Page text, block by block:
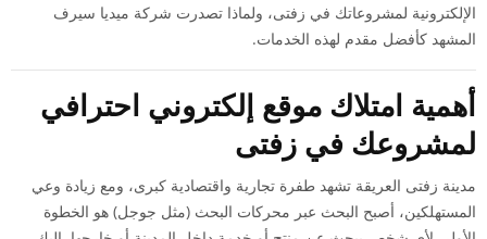
الإلكترونية لمشروعاتك في زفتى، ولماذا تصدرت شركة ميديا سيرف
المشهد كأفضل مقدم لهذه الخدمات.
أهمية امتلاك موقع إلكتروني احترافي
لمشروعك في زفتى
مدينة زفتى العريقة تشهد طفرة تجارية واقتصادية كبرى، ومع زيادة وعي
المستهلكين، أصبح البحث عبر محركات البحث (مثل جوجل) هو الخطوة